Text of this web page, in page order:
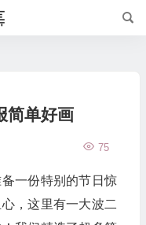
简单好画
75
一份特别的节日惊
，这里有一大波二